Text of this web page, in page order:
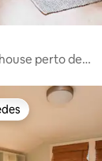
perto de
dos hóspedes